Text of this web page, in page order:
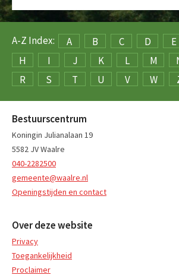
A-Z Index: A B C D E
H
I J K L M
R
S T U V W
Bestuurscentrum
Koningin Julianalaan 19
5582 JV Waalre
040-2282500
gemeente@waalre.nl
Openingstijden en contact
Over deze website
Privacy
Toegankelijkheid
Proclaimer